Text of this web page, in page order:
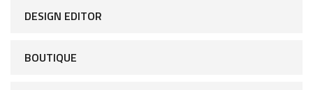
DESIGN EDITOR
BOUTIQUE